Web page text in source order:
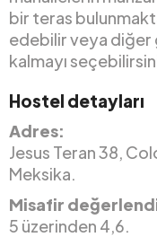
bir teras
edebilir veya
kalmayı
Hostel detayları
Adres:
Jesus Teran 38,
Meksika.
Misafir
5 üzerinden 4,6.